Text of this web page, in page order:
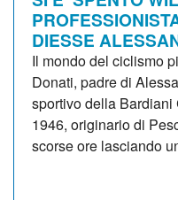
DIESSE
Il mondo del ciclismo
Donati, padre di
sportivo della
1946, originario di
scorse ore lasciando